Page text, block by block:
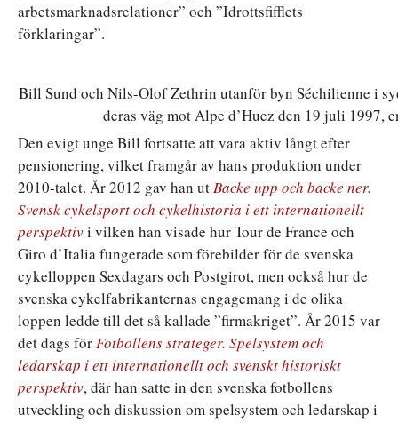
arbetsmarknadsrelationer” och ”Idrottsfifflets
förklaringar”.
Bill Sund och Nils-Olof Zethrin utanför byn Séchilienne i
deras väg mot Alpe d’Huez den 19 juli 1997,
Den evigt unge Bill fortsatte att vara aktiv långt efter
pensionering, vilket framgår av hans produktion under
2010-talet. År 2012 gav han utBacke upp och backe ner.
Svensk cykelsport och cykelhistoria i ett internationellt
perspektivi vilken han visade hur Tour de France och
Giro d’Italia fungerade som förebilder för de svenska
cykelloppen Sexdagars och Postgirot, men också hur de
svenska cykelfabrikanternas engagemang i de olika
loppen ledde till det så kallade ”firmakriget”. År 2015 var
det dags förFotbollens strateger. Spelsystem och
ledarskap i ett internationellt och svenskt historiskt
perspektiv, där han satte in den svenska fotbollens
utveckling och diskussion om spelsystem och ledarskap i